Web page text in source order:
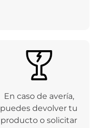
En caso de avería,
puedes devolver tu
producto o solicitar